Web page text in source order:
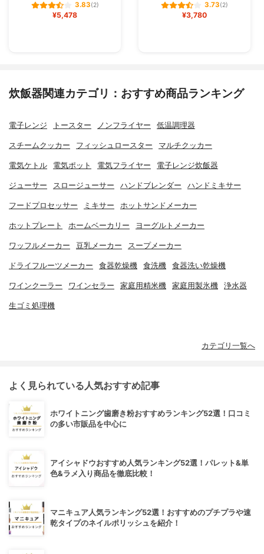
3.83(2)
¥5,478
3.73(2)
¥3,780
炊飯器関連カテゴリ：おすすめ商品ランキング
電子レンジ トースター ノンフライヤー 低温調理器
スチームクッカー フィッシュロースター マルチクッカー
電気ケトル 電気ポット 電気フライヤー 電子レンジ炊飯器
ジューサー スロージューサー ハンドブレンダー ハンドミキサー
フードプロセッサー ミキサー ホットサンドメーカー
ホットプレート ホームベーカリー ヨーグルトメーカー
ワッフルメーカー 豆乳メーカー スープメーカー
ドライフルーツメーカー 食器乾燥機 食洗機 食器洗い乾燥機
ワインクーラー ワインセラー 家庭用精米機 家庭用製氷機 浄水器
生ゴミ処理機
カテゴリ一覧へ
よく見られている人気おすすめ記事
ホワイトニング歯磨き粉おすすめランキング52選！口コミ
の多い市販品を中心に
アイシャドウおすすめ人気ランキング52選！パレット&単
色&ラメ入り商品を徹底比較！
マニキュア人気ランキング52選！おすすめのプチプラや速
乾タイプのネイルポリッシュを紹介！